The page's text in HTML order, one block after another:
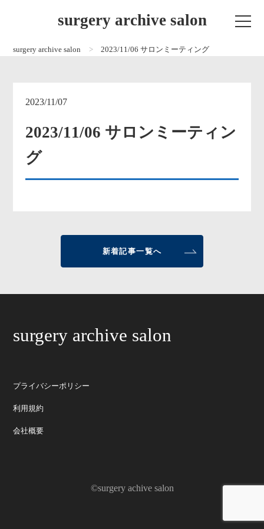
surgery archive salon
surgery archive salon 2023/11/06 サロンミーティング
2023/11/07
2023/11/06 サロンミーティン
グ
新着記事一覧へ
surgery archive salon
プライバシーポリシー
利用規約
会社概要
©surgery achive salon